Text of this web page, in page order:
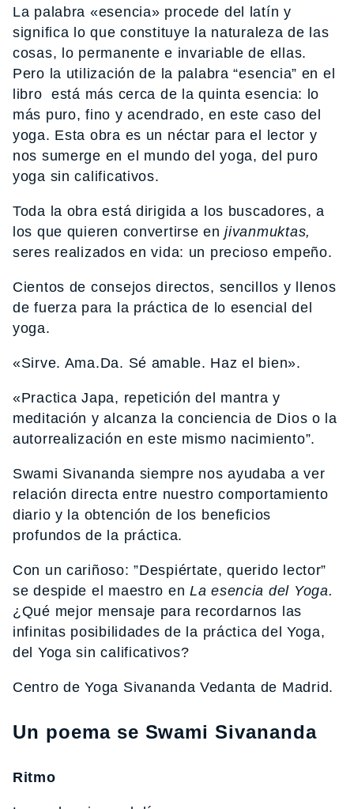
La palabra «esencia» procede del latín y
significa lo que constituye la naturaleza de las
cosas, lo permanente e invariable de ellas.
Pero la utilización de la palabra “esencia” en el
libro está más cerca de la quinta esencia: lo
más puro, fino y acendrado, en este caso del
yoga. Esta obra es un néctar para el lector y
nos sumerge en el mundo del yoga, del puro
yoga sin calificativos.
Toda la obra está dirigida a los buscadores, a
los que quieren convertirse enjivanmuktas,
seres realizados en vida: un precioso empeño.
Cientos de consejos directos, sencillos y llenos
de fuerza para la práctica de lo esencial del
yoga.
«Sirve. Ama.Da. Sé amable. Haz el bien».
«Practica Japa, repetición del mantra y
meditación y alcanza la conciencia de Dios o la
autorrealización en este mismo nacimiento”.
Swami Sivananda siempre nos ayudaba a ver
relación directa entre nuestro comportamiento
diario y la obtención de los beneficios
profundos de la práctica.
Con un cariñoso: ”Despiértate, querido lector”
se despide el maestro enLa esencia del Yoga.
¿Qué mejor mensaje para recordarnos las
infinitas posibilidades de la práctica del Yoga,
del Yoga sin calificativos?
Centro de Yoga Sivananda Vedanta de Madrid.
Un poema se Swami Sivananda
Ritmo